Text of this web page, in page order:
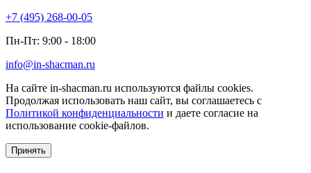
+7 (495) 268-00-05
Пн-Пт: 9:00 - 18:00
info@in-shacman.ru
На сайте in-shacman.ru используются файлы cookies.
Продолжая использовать наш сайт, вы соглашаетесь с
Политикой конфиденциальности и даете согласие на
использование cookie-файлов.
Принять